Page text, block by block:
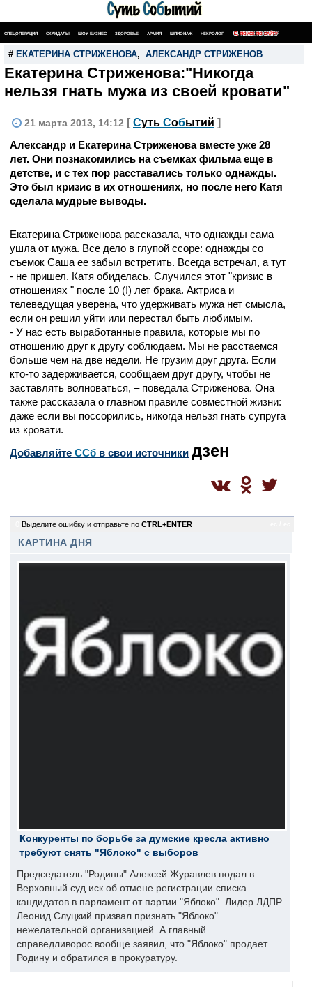
СПЕЦОПЕРАЦИЯ СКАНДАЛЫ ШОУ-БИЗНЕС ЗДОРОВЬЕ АРМИЯ ШПИОНАЖ НЕКРОЛОГ ПОИСК ПО САЙТУ
# ЕКАТЕРИНА СТРИЖЕНОВА, АЛЕКСАНДР СТРИЖЕНОВ
Екатерина Стриженова:"Никогда
нельзя гнать мужа из своей кровати"
21 марта 2013, 14:12 [ Суть Событий ]
Александр и Екатерина Стриженова вместе уже 28
лет. Они познакомились на съемках фильма еще в
детстве, и с тех пор расставались только однажды.
Это был кризис в их отношениях, но после него Катя
сделала мудрые выводы.
Екатерина Стриженова рассказала, что однажды сама
ушла от мужа. Все дело в глупой ссоре: однажды со
съемок Саша ее забыл встретить. Всегда встречал, а тут
- не пришел. Катя обиделась. Случился этот "кризис в
отношениях " после 10 (!) лет брака. Актриса и
телеведущая уверена, что удерживать мужа нет смысла,
если он решил уйти или перестал быть любимым.
- У нас есть выработанные правила, которые мы по
отношению друг к другу соблюдаем. Мы не расстаемся
больше чем на две недели. Не грузим друг друга. Если
кто-то задерживается, сообщаем друг другу, чтобы не
заставлять волноваться, – поведала Стриженова. Она
также рассказала о главном правиле совместной жизни:
даже если вы поссорились, никогда нельзя гнать супруга
из кровати.
Добавляйте CСб в свои источники дзен
Выделите ошибку и отправьте по CTRL+ENTER
КАРТИНА ДНЯ
Конкуренты по борьбе за думские кресла активно
требуют снять "Яблоко" с выборов
Председатель "Родины" Алексей Журавлев подал в
Верховный суд иск об отмене регистрации списка
кандидатов в парламент от партии "Яблоко". Лидер ЛДПР
Леонид Слуцкий призвал признать "Яблоко"
нежелательной организацией. А главный
справедливорос вообще заявил, что "Яблоко" продает
Родину и обратился в прокуратуру.